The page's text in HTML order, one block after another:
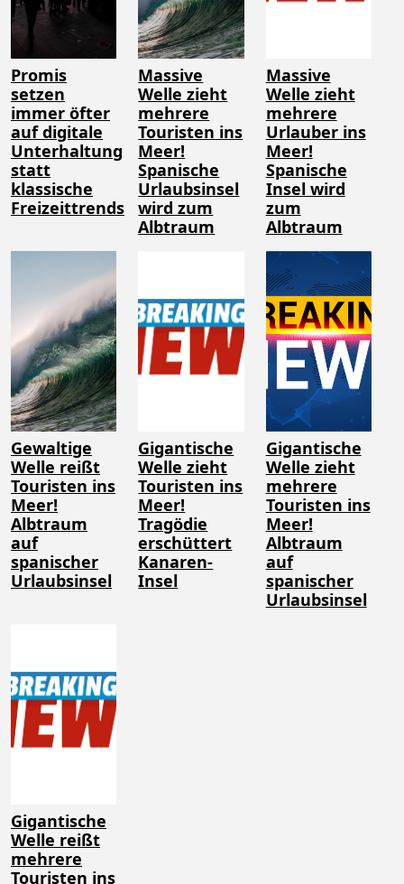
Promis
setzen
immer öfter
auf digitale
Unterhaltung
statt
klassische
Freizeittrends
Massive
Welle zieht
mehrere
Touristen ins
Meer!
Spanische
Urlaubsinsel
wird zum
Albtraum
Massive
Welle zieht
mehrere
Urlauber ins
Meer!
Spanische
Insel wird
zum
Albtraum
Gewaltige
Welle reißt
Touristen ins
Meer!
Albtraum
auf
spanischer
Urlaubsinsel
Gigantische
Welle zieht
Touristen ins
Meer!
Tragödie
erschüttert
Kanaren-
Insel
Gigantische
Welle zieht
mehrere
Touristen ins
Meer!
Albtraum
auf
spanischer
Urlaubsinsel
Gigantische
Welle reißt
mehrere
Touristen ins